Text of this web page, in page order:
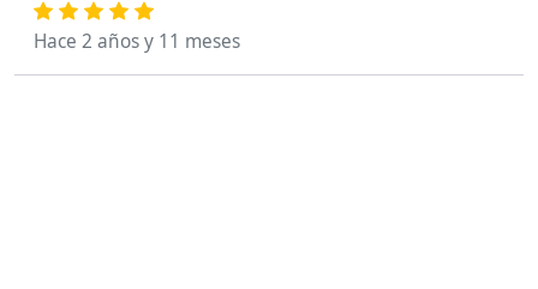
Hace 2 años y 11 meses